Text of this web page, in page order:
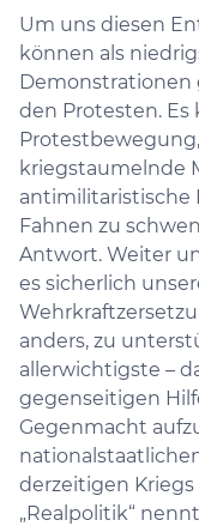
Um uns diesen
können als
Demonstrationen
den Protesten. Es
kriegstaumelnde
antimilitaristische
Fahnen zu
Antwort. Weiter
es sicherlich
anders, zu
allerwichtigste –
gegenseitigen
Gegenmacht
derzeitigen
„Realpolitik“